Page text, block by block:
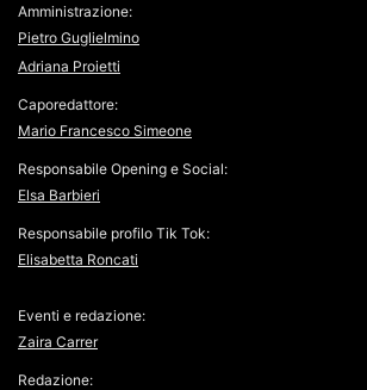
Amministrazione:
Pietro Guglielmino
Adriana Proietti
Caporedattore:
Mario Francesco Simeone
Responsabile Opening e Social:
Elsa Barbieri
Responsabile profilo Tik Tok:
Elisabetta Roncati
Eventi e redazione:
Zaira Carrer
Redazione: